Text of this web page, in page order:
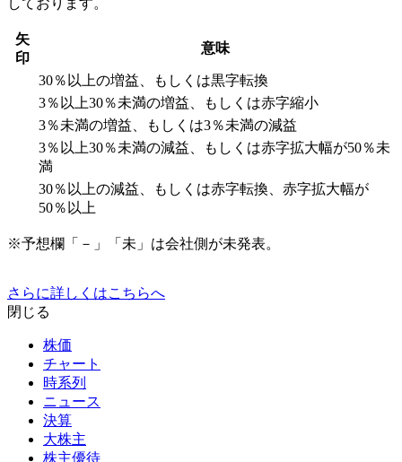
矢
印
意味
30％以上の増益、もしくは黒字転換
3％以上30％未満の増益、もしくは赤字縮小
3％未満の増益、もしくは3％未満の減益
3％以上30％未満の減益、もしくは赤字拡大幅が50％未
満
30％以上の減益、もしくは赤字転換、赤字拡大幅が
50％以上
※予想欄「－」「未」は会社側が未発表。
さらに詳しくはこちらへ
閉じる
株価
チャート
時系列
ニュース
決算
大株主
株主優待